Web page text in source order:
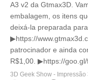
A3 v2 da Gtmax3D.
embalagem, os itens
deixá-la preparada
▶https://
patrocinador e ainda
R$1,00. ▶https://
3D Geek Show - Impressão